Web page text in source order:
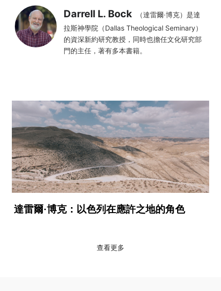
Darrell L. Bock
（達雷爾·博克）是達
拉斯神學院（Dallas Theological Seminary）
的資深新約研究教授，同時也擔任文化研究部
門的主任，著有多本書籍。
達雷爾·博克：以色列在應許之地的角色
查看更多